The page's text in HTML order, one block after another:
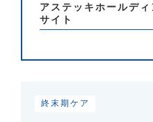
アステッキホールデ
サイト
終末期ケア